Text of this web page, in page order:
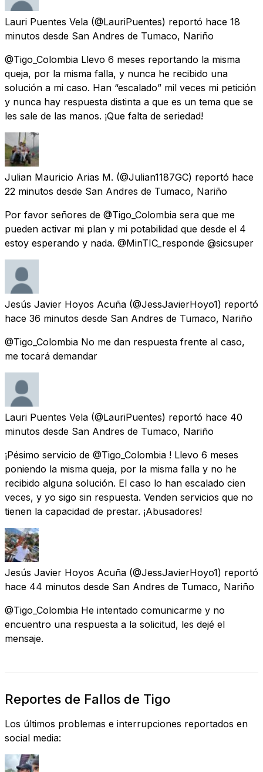
Lauri Puentes Vela (@LauriPuentes) reportó hace 18
minutos desde San Andres de Tumaco, Nariño
@Tigo_Colombia Llevo 6 meses reportando la misma
queja, por la misma falla, y nunca he recibido una
solución a mi caso. Han “escalado” mil veces mi petición
y nunca hay respuesta distinta a que es un tema que se
les sale de las manos. ¡Que falta de seriedad!
Julian Mauricio Arias M. (@Julian1187GC) reportó hace
22 minutos desde San Andres de Tumaco, Nariño
Por favor señores de @Tigo_Colombia sera que me
pueden activar mi plan y mi potabilidad que desde el 4
estoy esperando y nada. @MinTIC_responde @sicsuper
Jesús Javier Hoyos Acuña (@JessJavierHoyo1) reportó
hace 36 minutos desde San Andres de Tumaco, Nariño
@Tigo_Colombia No me dan respuesta frente al caso,
me tocará demandar
Lauri Puentes Vela (@LauriPuentes) reportó hace 40
minutos desde San Andres de Tumaco, Nariño
¡Pésimo servicio de @Tigo_Colombia ! Llevo 6 meses
poniendo la misma queja, por la misma falla y no he
recibido alguna solución. El caso lo han escalado cien
veces, y yo sigo sin respuesta. Venden servicios que no
tienen la capacidad de prestar. ¡Abusadores!
Jesús Javier Hoyos Acuña (@JessJavierHoyo1) reportó
hace 44 minutos desde San Andres de Tumaco, Nariño
@Tigo_Colombia He intentado comunicarme y no
encuentro una respuesta a la solicitud, les dejé el
mensaje.
Reportes de Fallos de Tigo
Los últimos problemas e interrupciones reportados en
social media: